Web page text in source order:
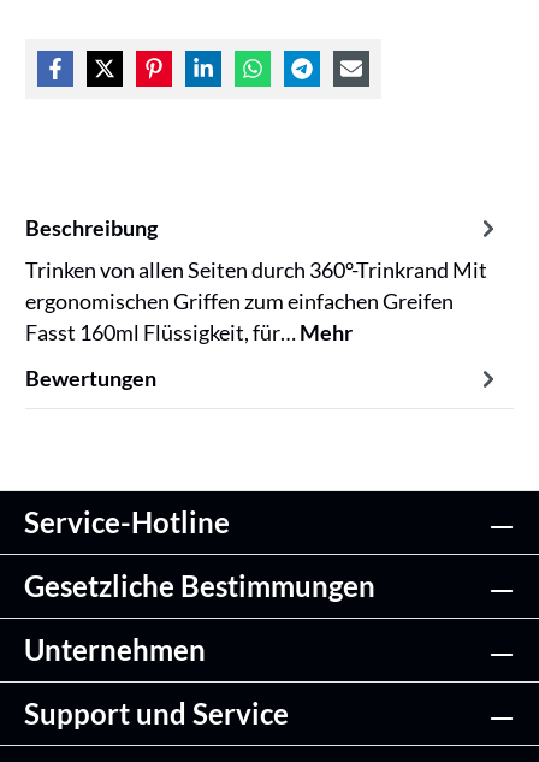
Beschreibung
Trinken von allen Seiten durch 360°-Trinkrand Mit
ergonomischen Griffen zum einfachen Greifen
Fasst 160ml Flüssigkeit, für…Mehr
Bewertungen
Service-Hotline
Gesetzliche Bestimmungen
Unternehmen
Support und Service